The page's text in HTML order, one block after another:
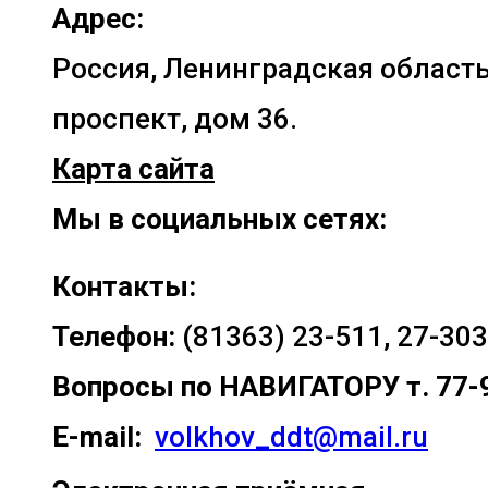
Адрес:
Россия, Ленинградская
проспект, дом 36.
Карта сайта
Мы в социальных сетях:
Контакты:
Телефон: (81363) 23-511, 27-303
Вопросы по НАВИГАТОРУ т. 77-
E-mail: volkhov_ddt@mail.ru